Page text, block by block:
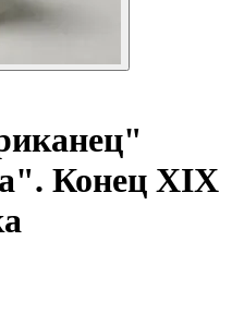
Конец XIX